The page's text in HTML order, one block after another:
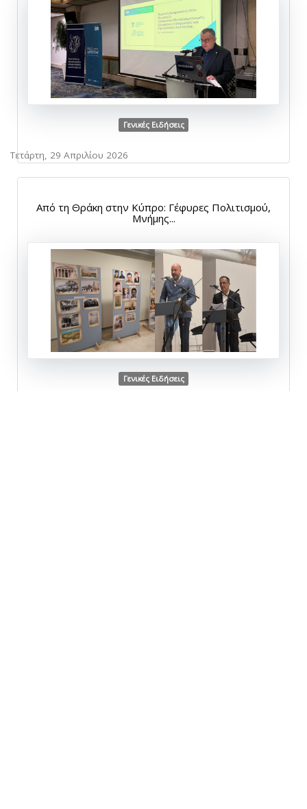
Γενικές Ειδήσεις
Τετάρτη, 29 Απριλίου 2026
Από τη Θράκη στην Κύπρο: Γέφυρες Πολιτισμού,
Μνήμης...
Γενικές Ειδήσεις